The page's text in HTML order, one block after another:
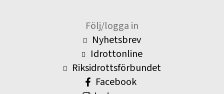
Följ/logga in
Nyhetsbrev
Idrottonline
Riksidrottsförbundet
Facebook